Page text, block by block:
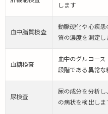
け
シ
テ
ム
は
します
血中脂質検査
動脈硬化や心疾患
質の濃度を測定し
血糖検査
血中のグルコース
段階である異常
尿検査
尿の成分を分析し
の病状を検出しま